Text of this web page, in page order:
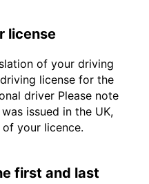
license
of your driving
license for the
driver Please note
issued in the UK,
your licence.
first and last